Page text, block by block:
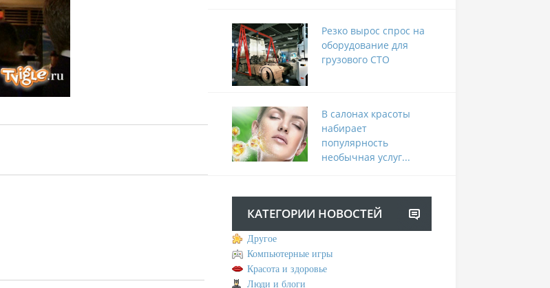
Резко вырос спрос на
оборудование для
грузового СТО
В салонах красоты
набирает
популярность
необычная услуг...
КАТЕГОРИИ НОВОСТЕЙ
Другое
Компьютерные игры
Красота и здоровье
Люди и блоги